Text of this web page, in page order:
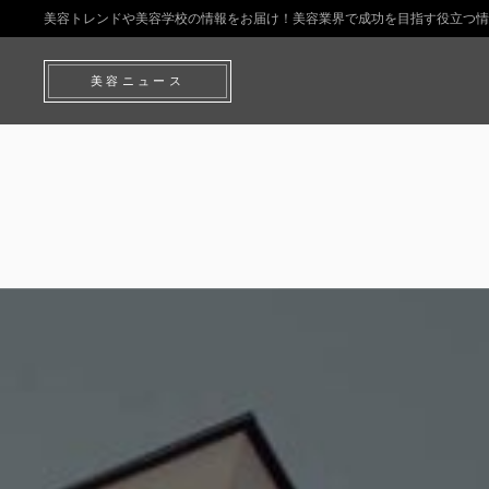
美容トレンドや美容学校の情報をお届け！美容業界で成功を目指す役立つ
美容ニュース